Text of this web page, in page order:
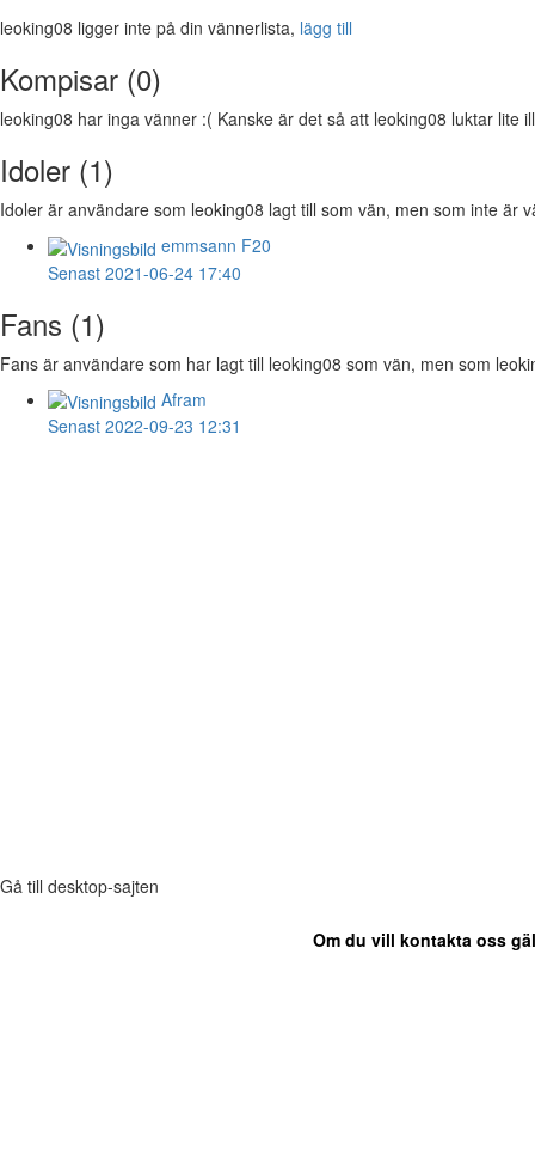
leoking08 ligger inte på din vännerlista, lägg till
Kompisar (0)
leoking08 har inga vänner :( Kanske är det så att leoking08 luktar lite
Idoler (1)
Idoler är användare som leoking08 lagt till som vän, men som inte är
emmsann F20
Senast 2021-06-24 17:40
Fans (1)
Fans är användare som har lagt till leoking08 som vän, men som
Afram
Senast 2022-09-23 12:31
Gå till desktop-sajten
Om du vill kontakta oss